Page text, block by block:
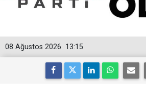
13:15
08 Ağustos 2026